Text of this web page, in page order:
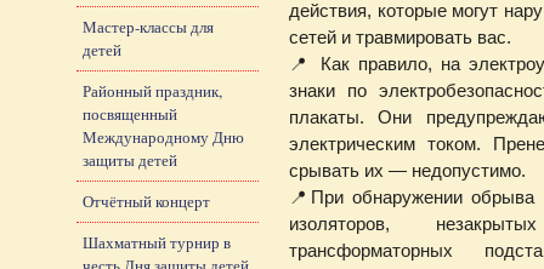
действия, которые могут
сетей и травмировать вас.
📍 Как правило, на
знаки по
плакаты. Они
электрическим током.
срывать их — недопустимо.
📍При обнаружении обрыва
изоляторов,
трансформаторных
Мастер-классы для
детей
Районный праздник,
посвященный
Международному Дню
защиты детей
Отчётный концерт
Шахматный турнир в